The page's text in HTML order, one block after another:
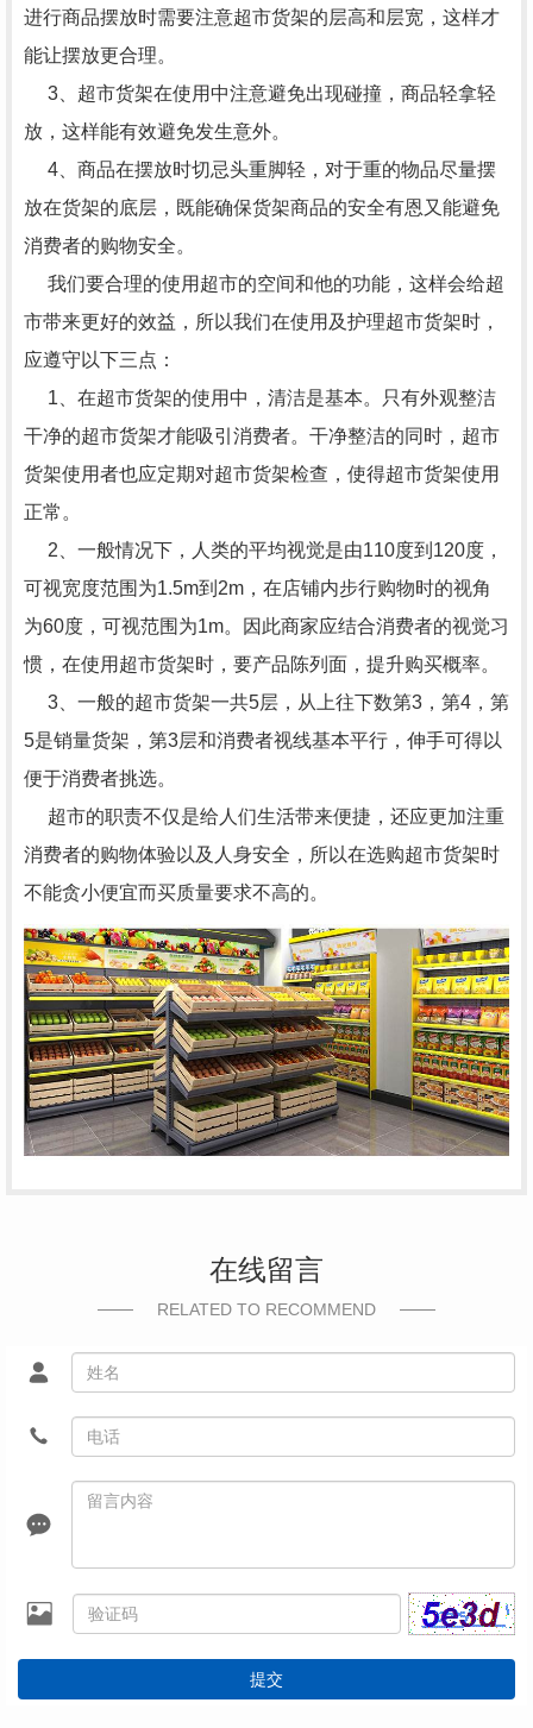
进行商品摆放时需要注意超市货架的层高和层宽，这样才
能让摆放更合理。
3、超市货架在使用中注意避免出现碰撞，商品轻拿轻
放，这样能有效避免发生意外。
4、商品在摆放时切忌头重脚轻，对于重的物品尽量摆
放在货架的底层，既能确保货架商品的安全有恩又能避免
消费者的购物安全。
我们要合理的使用超市的空间和他的功能，这样会给超
市带来更好的效益，所以我们在使用及护理超市货架时，
应遵守以下三点：
1、在超市货架的使用中，清洁是基本。只有外观整洁
干净的超市货架才能吸引消费者。干净整洁的同时，超市
货架使用者也应定期对超市货架检查，使得超市货架使用
正常。
2、一般情况下，人类的平均视觉是由110度到120度，
可视宽度范围为1.5m到2m，在店铺内步行购物时的视角
为60度，可视范围为1m。因此商家应结合消费者的视觉习
惯，在使用超市货架时，要产品陈列面，提升购买概率。
3、一般的超市货架一共5层，从上往下数第3，第4，第
5是销量货架，第3层和消费者视线基本平行，伸手可得以
便于消费者挑选。
超市的职责不仅是给人们生活带来便捷，还应更加注重
消费者的购物体验以及人身安全，所以在选购超市货架时
不能贪小便宜而买质量要求不高的。
在线留言
RELATED TO RECOMMEND
提交